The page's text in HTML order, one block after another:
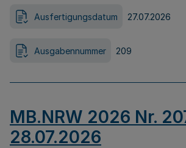
Ausfertigungsdatum 27.07.2026
Ausgabennummer 209
MB.NRW 2026 Nr.
28.07.2026